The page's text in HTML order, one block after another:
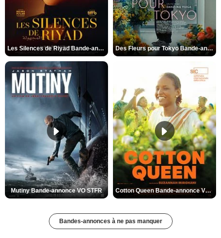
Les Silences de Riyad Bande-annonce VO STFR Des Fleurs pour Tokyo Bande-annonce VO STFR
Mutiny Bande-annonce VO STFR Cotton Queen Bande-annonce VO STFR
Bandes-annonces à ne pas manquer